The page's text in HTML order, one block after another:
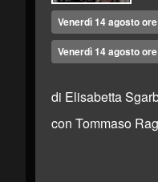
Venerdì 14 agosto
Venerdì 14 agosto
di Elisabetta
con Tommaso